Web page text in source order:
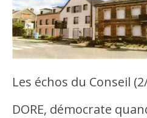
Les échos du Conseil
DORE, démocrate